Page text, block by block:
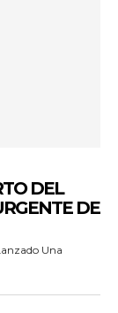
DEL
DE
Una